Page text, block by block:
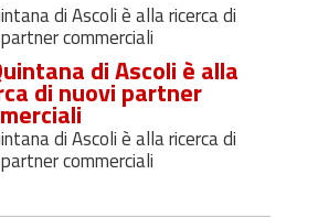
di Ascoli è alla ricerca di
commerciali
di Ascoli è alla
di nuovi partner
di Ascoli è alla ricerca di
commerciali